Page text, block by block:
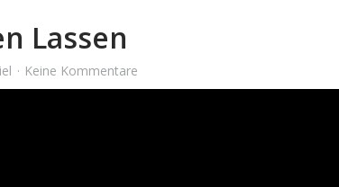
Lassen
Keine Kommentare